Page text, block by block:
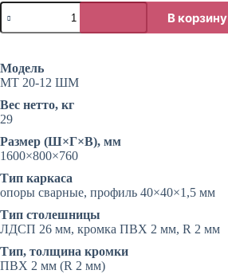
Количество
товара
Обеденный
в
стиле
Лофт
В корзину
Модель
МТ 20-12 ШМ
Вес нетто, кг
29
Размер (Ш×Г×В), мм
1600×800×760
Тип каркаса
опоры сварные, профиль 40×40×1,5 мм
Тип столешницы
ЛДСП 26 мм, кромка ПВХ 2 мм, R 2 мм
Тип, толщина кромки
ПВХ 2 мм (R 2 мм)